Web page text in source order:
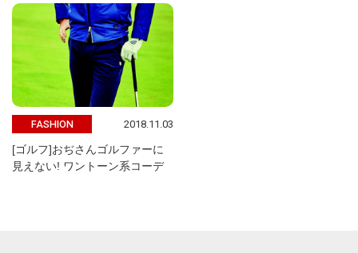
FASHION 2018.11.03
[ゴルフ]おぢさんゴルファーに
見えない! ワントーン系コーデ